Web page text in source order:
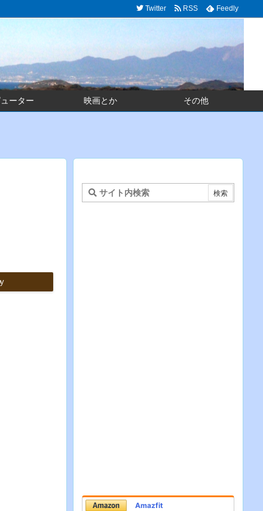
ーター 映画とか その他
Twitter RSS Feedly
Amazfit